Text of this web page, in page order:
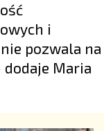
i
pozwala na
Maria